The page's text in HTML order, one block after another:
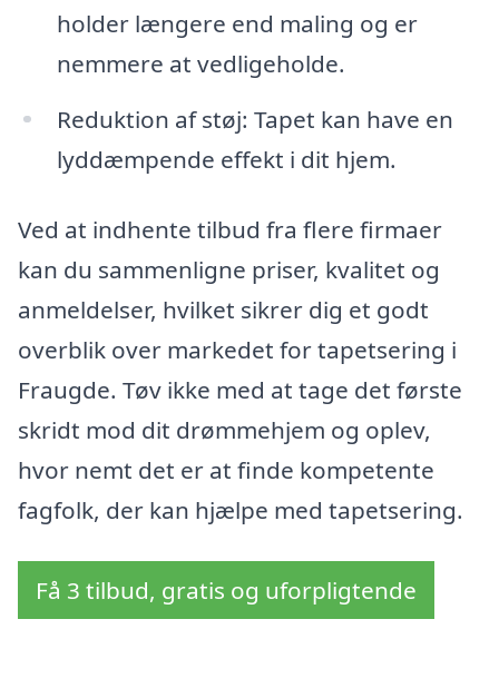
holder længere end maling og er
nemmere at vedligeholde.
Reduktion af støj: Tapet kan have en
lyddæmpende effekt i dit hjem.
Ved at indhente tilbud fra flere firmaer
kan du sammenligne priser, kvalitet og
anmeldelser, hvilket sikrer dig et godt
overblik over markedet for tapetsering i
Fraugde. Tøv ikke med at tage det første
skridt mod dit drømmehjem og oplev,
hvor nemt det er at finde kompetente
fagfolk, der kan hjælpe med tapetsering.
Få 3 tilbud, gratis og uforpligtende